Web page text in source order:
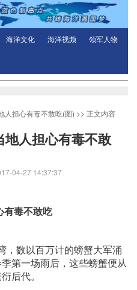
海洋文化 海洋视频 领军人物
人担心有毒不敢吃(图) >> 正文内容
人担心有毒不敢
04-27 14:37:37
有毒不敢吃
数以百万计的螃蟹大军涌
第一场雨后，这些螃蟹便从
后代。